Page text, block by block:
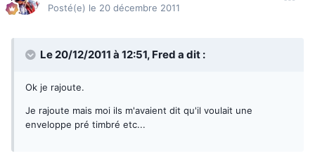
Posté(e) le 20 décembre 2011
Le 20/12/2011 à 12:51, Fred a dit :
Ok je rajoute.
Je rajoute mais moi ils m'avaient dit qu'il voulait une
enveloppe pré timbré etc...